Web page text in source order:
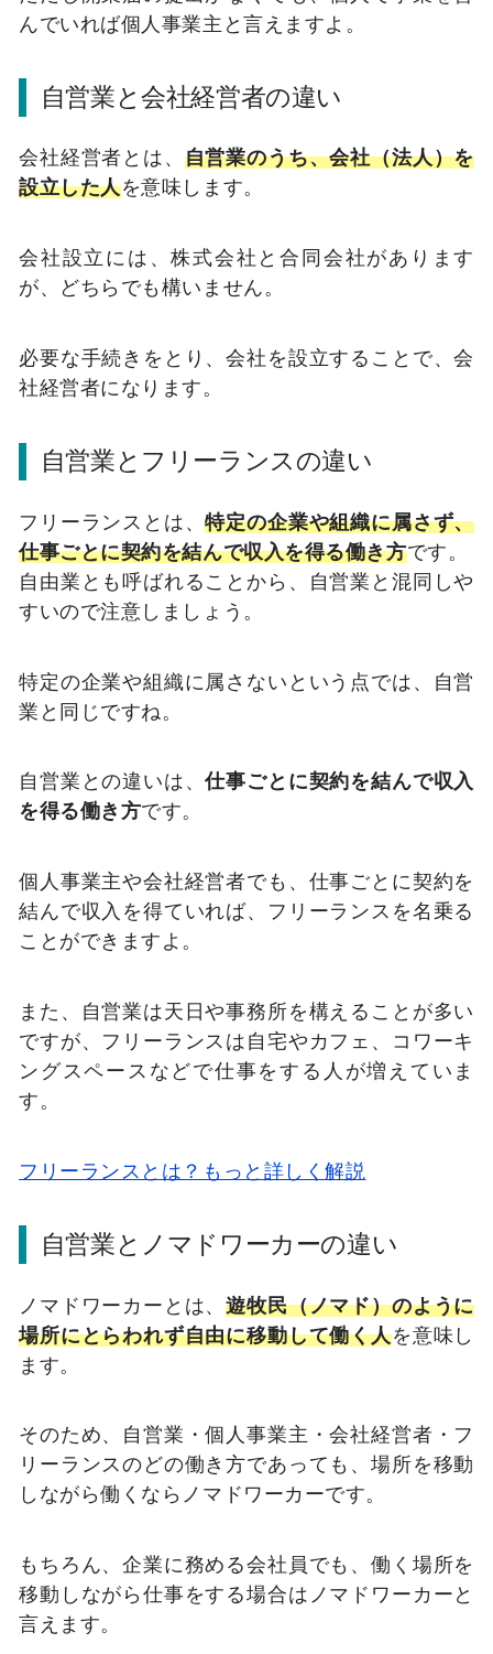
んでいれば個人事業主と言えますよ。
自営業と会社経営者の違い
会社経営者とは、 自営業のうち、会社（法人）を
設立した人を意味します。
会社設立には、株式会社と合同会社があります
が、どちらでも構いません。
必要な手続きをとり、会社を設立することで、会
社経営者になります。
自営業とフリーランスの違い
フリーランスとは、特定の企業や組織に属さず、
仕事ごとに契約を結んで収入を得る働き方です。
自由業とも呼ばれることから、自営業と混同しや
すいので注意しましょう。
特定の企業や組織に属さないという点では、自営
業と同じですね。
自営業との違いは、仕事ごとに契約を結んで収入
を得る働き方です。
個人事業主や会社経営者でも、仕事ごとに契約を
結んで収入を得ていれば、フリーランスを名乗る
ことができますよ。
また、自営業は天日や事務所を構えることが多い
ですが、フリーランスは自宅やカフェ、コワーキ
ングスペースなどで仕事をする人が増えていま
す。
フリーランスとは？もっと詳しく解説
自営業とノマドワーカーの違い
ノマドワーカーとは、遊牧民（ノマド）のように
場所にとらわれず自由に移動して働く人を意味し
ます。
そのため、自営業・個人事業主・会社経営者・フ
リーランスのどの働き方であっても、場所を移動
しながら働くならノマドワーカーです。
もちろん、企業に務める会社員でも、働く場所を
移動しながら仕事をする場合はノマドワーカーと
言えます。